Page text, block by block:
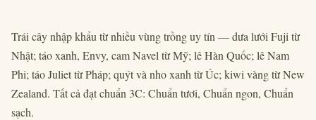
Trái cây nhập khẩu từ nhiều vùng trồng uy tín — dưa lưới Fuji từ
Nhật; táo xanh, Envy, cam Navel từ Mỹ; lê Hàn Quốc; lê Nam
Phi; táo Juliet từ Pháp; quýt và nho xanh từ Úc; kiwi vàng từ New
Zealand. Tất cả đạt chuẩn 3C: Chuẩn tươi, Chuẩn ngon, Chuẩn
sạch.